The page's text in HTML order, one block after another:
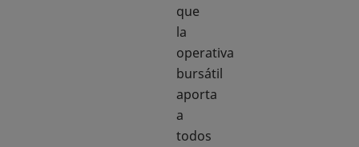
que
la
operativa
bursátil
aporta
a
todos